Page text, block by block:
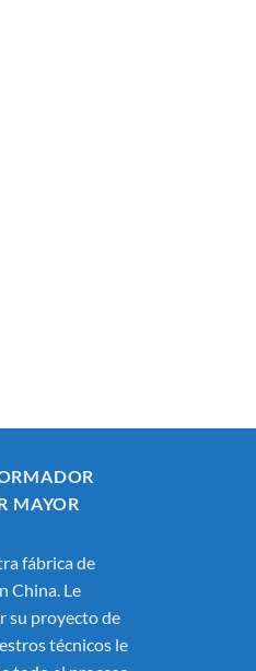
MAYOR
fábrica de
China. Le
su proyecto de
técnicos le